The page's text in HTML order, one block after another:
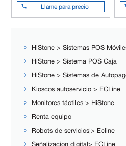
HiStone > Sistemas POS
HiStone > Sistema POS Caja
HiStone > Sistemas de
Kioscos autoservicio > ECLine
Monitores táctiles > HiStone
Renta equipo
Robots de servicios|> Ecline
Señalizacion digital> ECLine
Llame para precio